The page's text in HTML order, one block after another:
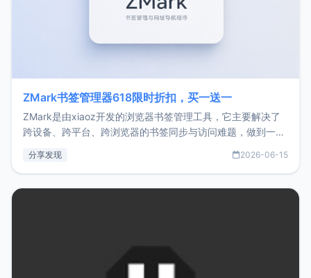
ZMark书签管理器618限时折扣，买一送一
ZMark是由xiaoz开发的浏览器书签管理工具，它主要解决了
跨设备、跨平台、跨浏览器的书签同步与访问难题，做到一处
用，让管理更高效。ZMark官网地址：
分享发现 2026-06-15